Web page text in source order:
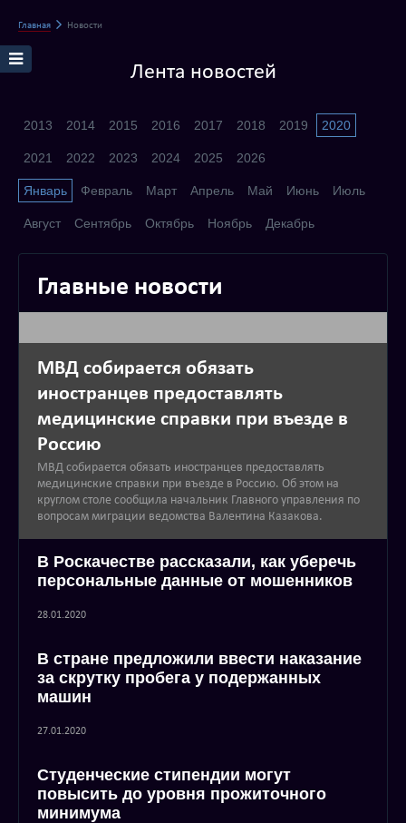
Главная Новости
Лента новостей
2013 2014 2015 2016 2017 2018 2019 2020
2021 2022 2023 2024 2025 2026
Январь Февраль Март Апрель Май Июнь Июль
Август Сентябрь Октябрь Ноябрь Декабрь
Главные новости
МВД собирается обязать
иностранцев предоставлять
медицинские справки при въезде в
Россию
МВД собирается обязать иностранцев предоставлять
медицинские справки при въезде в Россию. Об этом на
круглом столе сообщила начальник Главного управления по
вопросам миграции ведомства Валентина Казакова.
В Роскачестве рассказали, как уберечь
персональные данные от мошенников
28.01.2020
В стране предложили ввести наказание
за скрутку пробега у подержанных
машин
27.01.2020
Студенческие стипендии могут
повысить до уровня прожиточного
минимума